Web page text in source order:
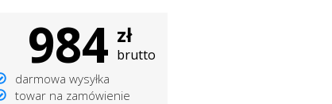
984 zł
brutto
darmowa wysyłka
towar na zamówienie